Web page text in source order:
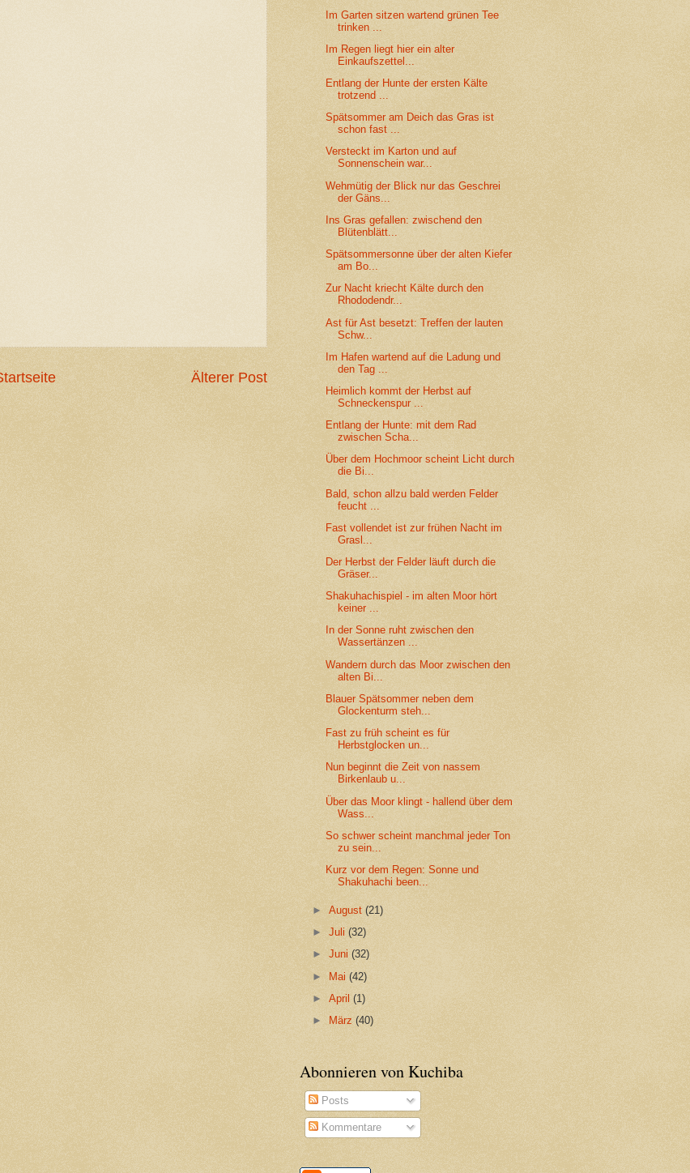
Älterer Post
Im Garten sitzen wartend grünen Tee
trinken ...
Im Regen liegt hier ein alter
Einkaufszettel...
Entlang der Hunte der ersten Kälte
trotzend ...
Spätsommer am Deich das Gras ist
schon fast ...
Versteckt im Karton und auf
Sonnenschein war...
Wehmütig der Blick nur das Geschrei
der Gäns...
Ins Gras gefallen: zwischend den
Blütenblätt...
Spätsommersonne über der alten Kiefer
am Bo...
Zur Nacht kriecht Kälte durch den
Rhododendr...
Ast für Ast besetzt: Treffen der lauten
Schw...
Im Hafen wartend auf die Ladung und
den Tag ...
Heimlich kommt der Herbst auf
Schneckenspur ...
Entlang der Hunte: mit dem Rad
zwischen Scha...
Über dem Hochmoor scheint Licht durch
die Bi...
Bald, schon allzu bald werden Felder
feucht ...
Fast vollendet ist zur frühen Nacht im
Grasl...
Der Herbst der Felder läuft durch die
Gräser...
Shakuhachispiel - im alten Moor hört
keiner ...
In der Sonne ruht zwischen den
Wassertänzen ...
Wandern durch das Moor zwischen den
alten Bi...
Blauer Spätsommer neben dem
Glockenturm steh...
Fast zu früh scheint es für
Herbstglocken un...
Nun beginnt die Zeit von nassem
Birkenlaub u...
Über das Moor klingt - hallend über dem
Wass...
So schwer scheint manchmal jeder Ton
zu sein...
Kurz vor dem Regen: Sonne und
Shakuhachi been...
►August(21)
►Juli(32)
►Juni(32)
► Mai(42)
►April(1)
►
März(40)
Abonnieren von Kuchiba
Posts
Kommentare